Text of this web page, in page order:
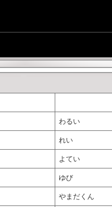
わるい
れい
よてい
ゆび
やまだくん